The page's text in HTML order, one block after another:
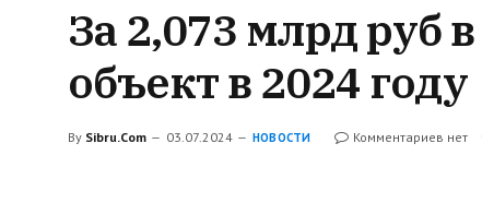
За 2,073 млрд руб
объект в 2024 году
By Sibru.Com 03.07.2024 НОВОСТИ Комментариев нет